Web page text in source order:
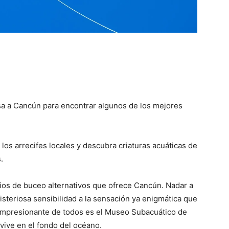
a Cancún para encontrar algunos de los mejores
arrecifes locales y descubra criaturas acuáticas de
de buceo alternativos que ofrece Cancún. Nadar a
sensibilidad a la sensación ya enigmática que
de todos es el Museo Subacuático de
en el fondo del océano.